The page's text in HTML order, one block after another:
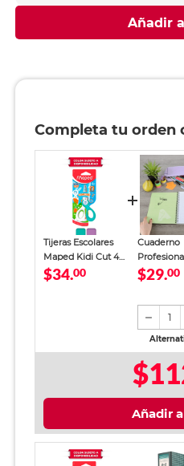
Añadir
Completa tu orden
Tijeras Escolares
Maped Kidi Cut 4
pulgadas
$34.00
Cuaderno
SkyBook
$29.00
1
Añadir